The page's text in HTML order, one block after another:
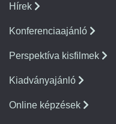
Hírek
Konferenciaajánló
Perspektíva kisfilmek
Kiadványajánló
Online képzések